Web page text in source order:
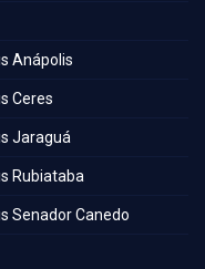
Anápolis
Ceres
Jaraguá
Rubiataba
Senador Canedo